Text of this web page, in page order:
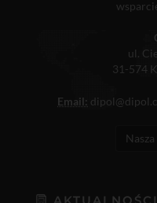
ul.
31-574
Email: